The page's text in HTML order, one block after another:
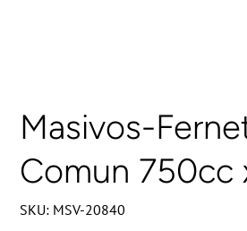
Masivos-
Comun 750cc
SKU: SKU
MSV-
MSV-20840